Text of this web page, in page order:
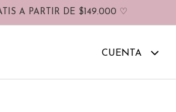
A PARTIR DE $149.000 ♡
CUENTA